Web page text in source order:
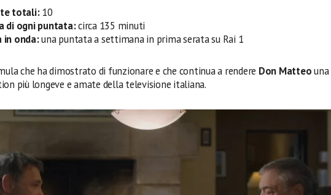
totali:10
di ogni puntata:circa 135 minuti
in onda:una puntata a settimana in prima serata su Rai 1
che ha dimostrato di funzionare e che continua a rendere Don Matteouna
più longeve e amate della televisione italiana.